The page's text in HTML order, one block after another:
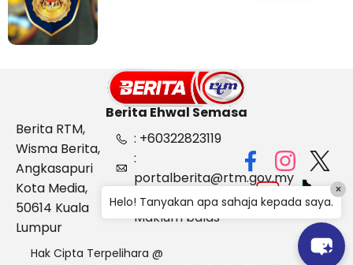
Berita Ehwal Semasa
Berita RTM,
Wisma Berita,
Angkasapuri
Kota Media,
50614 Kuala
Lumpur
: +60322823119
:
portalberita@rtm.gov.my
: Aduan &
Maklum balas
Hak Cipta Terpelihara @
Helo! Tanyakan apa sahaja kepada saya.
×